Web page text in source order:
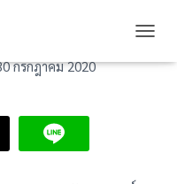
จังหวัด
กรกฎาคม 2020